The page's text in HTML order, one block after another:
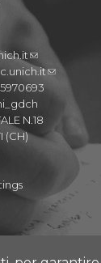
N.18
(CH)